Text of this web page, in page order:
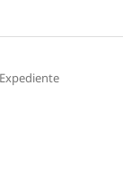
Expediente